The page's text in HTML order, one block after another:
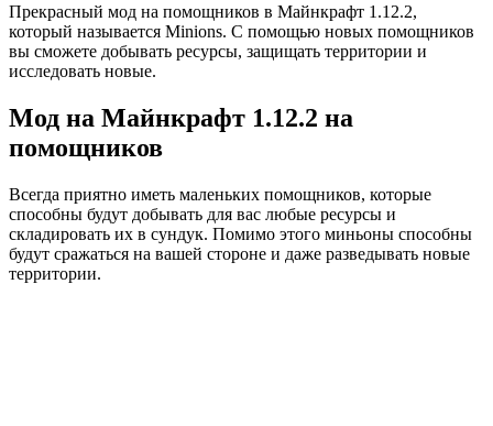
Прекрасный мод на помощников в Майнкрафт 1.12.2,
который называется Minions. С помощью новых помощников
вы сможете добывать ресурсы, защищать территории и
исследовать новые.
Мод на Майнкрафт 1.12.2 на
помощников
Всегда приятно иметь маленьких помощников, которые
способны будут добывать для вас любые ресурсы и
складировать их в сундук. Помимо этого миньоны способны
будут сражаться на вашей стороне и даже разведывать новые
территории.